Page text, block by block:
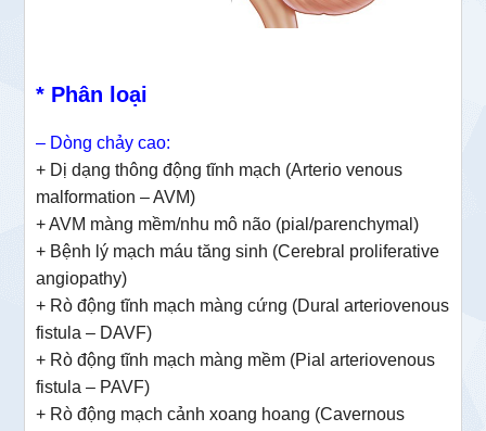
* Phân loại
– Dòng chảy cao:
+ Dị dạng thông động tĩnh mạch (Arterio venous
malformation – AVM)
+ AVM màng mềm/nhu mô não (pial/parenchymal)
+ Bệnh lý mạch máu tăng sinh (Cerebral proliferative
angiopathy)
+ Rò động tĩnh mạch màng cứng (Dural arteriovenous
fistula – DAVF)
+ Rò động tĩnh mạch màng mềm (Pial arteriovenous
fistula – PAVF)
+ Rò động mạch cảnh xoang hoang (Cavernous